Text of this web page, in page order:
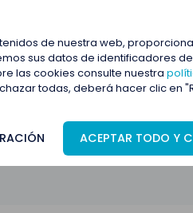
de nuestra web,
sus datos de identificadores
las cookies consulte nuestra
todas, deberá hacer clic en
ACEPTAR TODO Y